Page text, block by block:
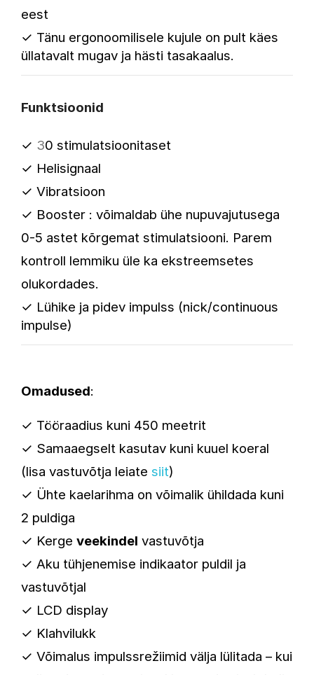
eest
✓ Tänu ergonoomilisele kujule on pult käes
üllatavalt mugav ja hästi tasakaalus.
Funktsioonid
✓ 30 stimulatsioonitaset
✓ Helisignaal
✓ Vibratsioon
✓ Booster : võimaldab ühe nupuvajutusega
0-5 astet kõrgemat stimulatsiooni. Parem
kontroll lemmiku üle ka ekstreemsetes
olukordades.
✓ Lühike ja pidev impulss (nick/continuous
impulse)
Omadused:
✓ Tööraadius kuni 450 meetrit
✓ Samaaegselt kasutav kuni kuuel koeral
(lisa vastuvõtja leiate siit)
✓ Ühte kaelarihma on võimalik ühildada kuni
2 puldiga
✓ Kerge veekindel vastuvõtja
✓ Aku tühjenemise indikaator puldil ja
vastuvõtjal
✓ LCD display
✓ Klahvilukk
✓ Võimalus impulssrežiimid välja lülitada – kui